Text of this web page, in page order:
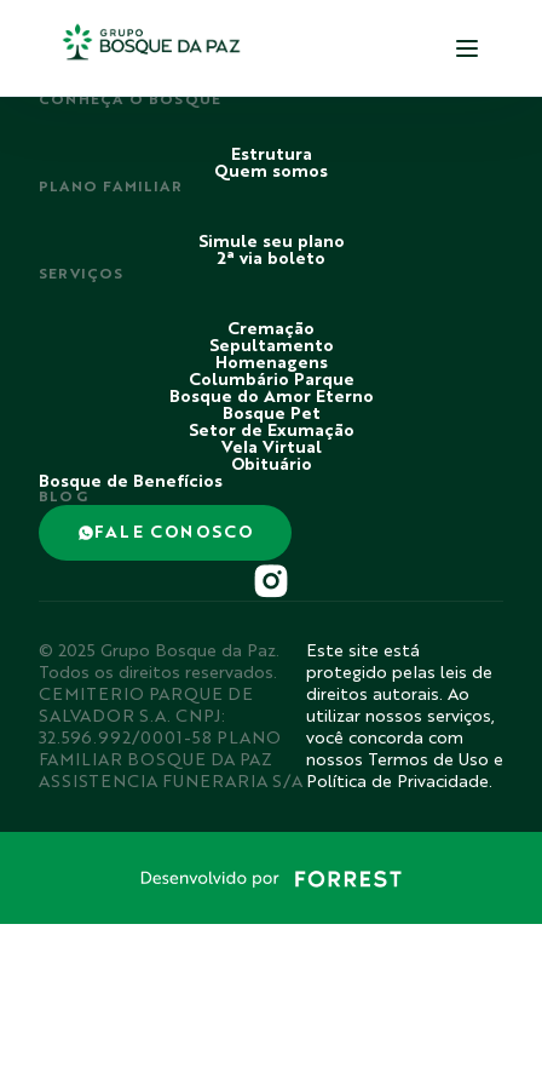
CONHEÇA O BOSQUE
Estrutura
Quem somos
PLANO FAMILIAR
Simule seu plano
2ª via boleto
SERVIÇOS
Cremação
Sepultamento
Homenagens
Columbário Parque
Bosque do Amor Eterno
Bosque Pet
Setor de Exumação
Vela Virtual
Obituário
Bosque de Benefícios
BLOG
FALE CONOSCO
© 2025 Grupo Bosque da Paz.
Todos os direitos reservados.
CEMITERIO PARQUE DE
SALVADOR S.A. CNPJ:
32.596.992/0001-58 PLANO
FAMILIAR BOSQUE DA PAZ
ASSISTENCIA FUNERARIA S/A
Este site está
protegido pelas leis de
direitos autorais. Ao
utilizar nossos serviços,
você concorda com
nossos Termos de Uso e
Política de Privacidade.